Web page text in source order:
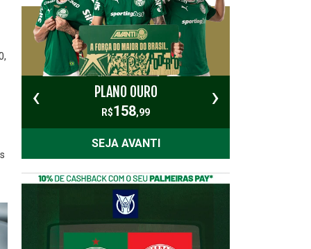
PLANO OURO
R$158,99
‹ ›
SEJA AVANTI